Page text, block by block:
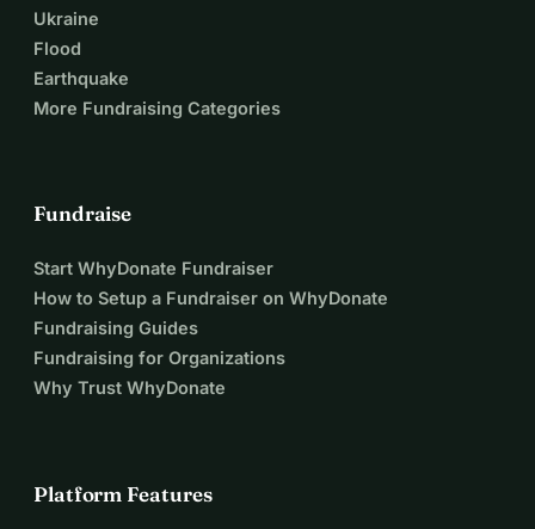
Ukraine
Flood
Earthquake
More Fundraising Categories
Fundraise
Start WhyDonate Fundraiser
How to Setup a Fundraiser on WhyDonate
Fundraising Guides
Fundraising for Organizations
Why Trust WhyDonate
Platform Features